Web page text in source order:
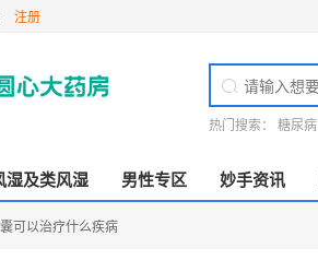
注册
热门搜索： 糖尿病
湿及类风湿 男性专区 妙手资讯
可以治疗什么疾病